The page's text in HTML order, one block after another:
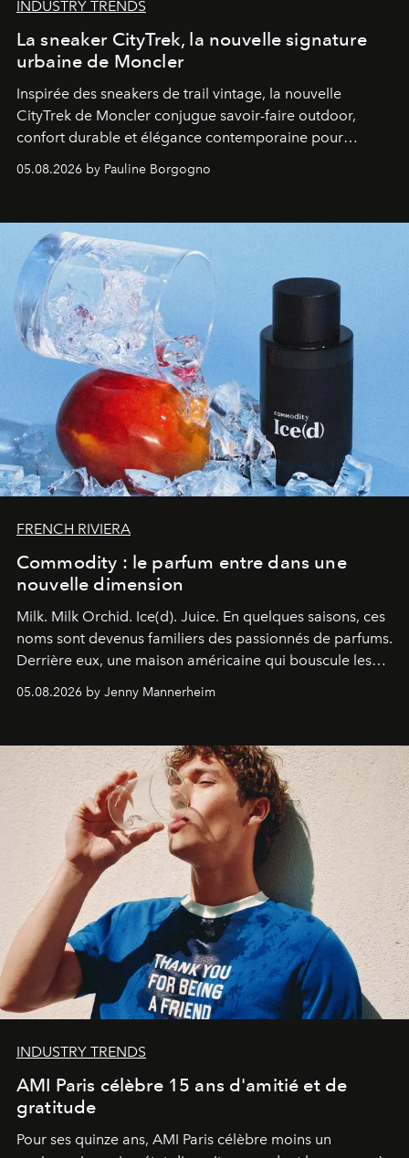
INDUSTRY TRENDS
La sneaker CityTrek, la nouvelle signature
urbaine de Moncler
Inspirée des sneakers de trail vintage, la nouvelle
CityTrek de Moncler conjugue savoir-faire outdoor,
confort durable et élégance contemporaine pour
accompagner les explorations du quotidien.
05.08.2026 by Pauline Borgogno
FRENCH RIVIERA
Commodity : le parfum entre dans une
nouvelle dimension
Milk. Milk Orchid. Ice(d). Juice. En quelques saisons, ces
noms sont devenus familiers des passionnés de parfums.
Derrière eux, une maison américaine qui bouscule les
codes de la parfumerie contemporaine en proposant
une approche aussi intuitive que personnelle :
05.08.2026 by Jenny Mannerheim
INDUSTRY TRENDS
AMI Paris célèbre 15 ans d'amitié et de
gratitude
Pour ses quinze ans, AMI Paris célèbre moins un